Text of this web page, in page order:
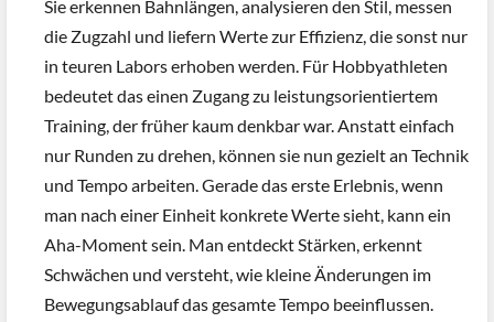
Sie erkennen Bahnlängen, analysieren den Stil, messen
die Zugzahl und liefern Werte zur Effizienz, die sonst nur
in teuren Labors erhoben werden. Für Hobbyathleten
bedeutet das einen Zugang zu leistungsorientiertem
Training, der früher kaum denkbar war. Anstatt einfach
nur Runden zu drehen, können sie nun gezielt an Technik
und Tempo arbeiten. Gerade das erste Erlebnis, wenn
man nach einer Einheit konkrete Werte sieht, kann ein
Aha-Moment sein. Man entdeckt Stärken, erkennt
Schwächen und versteht, wie kleine Änderungen im
Bewegungsablauf das gesamte Tempo beeinflussen.